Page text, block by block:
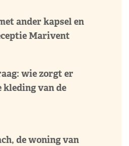
ander kapsel en
Marivent
wie zorgt er
van de
de woning van